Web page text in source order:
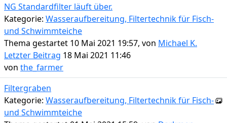
NG Standardfilter läuft über.
Kategorie: Wasseraufbereitung, Filtertechnik für Fisch-
und Schwimmteiche
Thema gestartet 10 Mai 2021 19:57, von Michael K.
Letzter Beitrag 18 Mai 2021 11:46
von the_farmer
Filtergraben
Kategorie: Wasseraufbereitung, Filtertechnik für Fisch-
und Schwimmteiche